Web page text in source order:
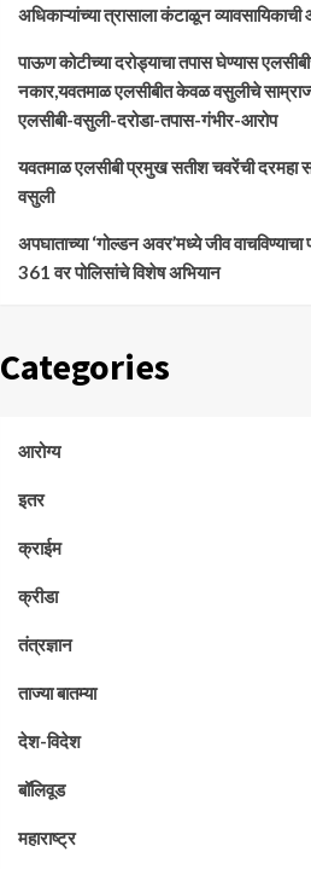
अधिकाऱ्यांच्या त्रासाला कंटाळून व्यावसायिकाची
पाऊण कोटीच्या दरोड्याचा तपास घेण्यास
नकार,यवतमाळ एलसीबीत केवळ वसुलीचे
एलसीबी-वसुली-दरोडा-तपास-गंभीर-आरोप
यवतमाळ एलसीबी प्रमुख सतीश चवरेंची दरमहा
वसुली
अपघाताच्या ‘गोल्डन अवर’मध्ये जीव
361 वर पोलिसांचे विशेष अभियान
Categories
आरोग्य
इतर
क्राईम
क्रीडा
तंत्रज्ञान
ताज्या बातम्या
देश-विदेश
बॉलिवूड
महाराष्ट्र